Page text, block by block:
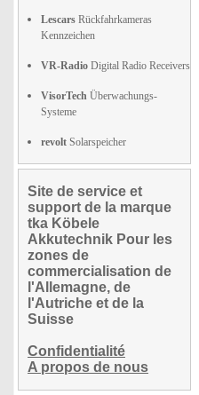
Lescars Rückfahrkameras
Kennzeichen
VR-Radio Digital Radio Receivers
VisorTech Überwachungs-
Systeme
revolt Solarspeicher
Site de service et
support de la marque
tka Köbele
Akkutechnik Pour les
zones de
commercialisation de
l'Allemagne, de
l'Autriche et de la
Suisse
Confidentialité
A propos de nous